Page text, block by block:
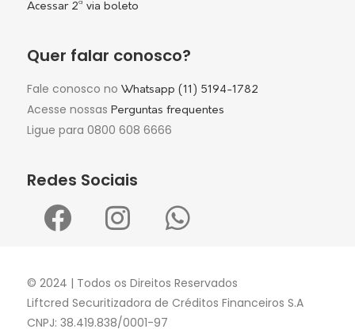
Acessar 2ª via boleto
Quer falar conosco?
Fale conosco no Whatsapp (11) 5194-1782
Acesse nossas Perguntas frequentes
Ligue para 0800 608 6666
Redes Sociais
© 2024 | Todos os Direitos Reservados
Liftcred Securitizadora de Créditos Financeiros S.A
CNPJ: 38.419.838/0001-97